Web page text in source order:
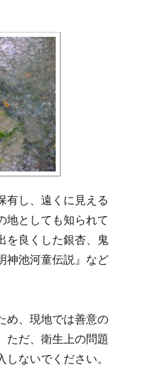
有し、遠くに見える
地としても知られて
を良くした銀杏、鬼
神池河童伝説』など
め、現地では善意の
ただ、衛生上の問題
ないでください。